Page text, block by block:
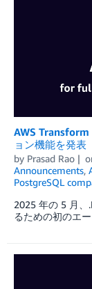
AWS
ョン機能を発表
by Prasad Rao
Announcements,
PostgreSQL
2025 年の 5 月、
るための初のエ